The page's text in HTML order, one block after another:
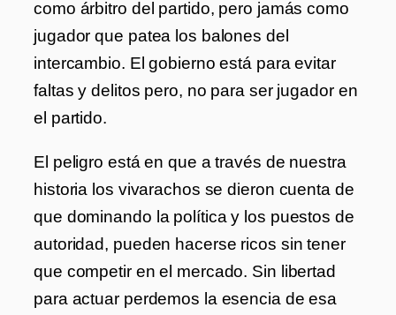
como árbitro del partido, pero jamás como
jugador que patea los balones del
intercambio. El gobierno está para evitar
faltas y delitos pero, no para ser jugador en
el partido.
El peligro está en que a través de nuestra
historia los vivarachos se dieron cuenta de
que dominando la política y los puestos de
autoridad, pueden hacerse ricos sin tener
que competir en el mercado. Sin libertad
para actuar perdemos la esencia de esa